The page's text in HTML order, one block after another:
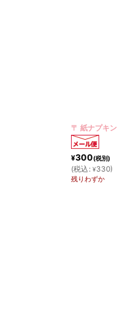
〒 紙ナプキ
¥300(税別)
(税込 : ¥330)
残りわずか